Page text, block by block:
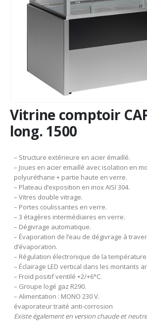
Vitrine comptoir
long. 1500
– Structure extérieure en acier émaillé.
– Joues en acier emaillé avec isolation en
polyuréthane + partie haute en verre.
– Plateau d’exposition en inox AISI 304.
– Vitres double vitrage.
– Portes coulissantes en verre.
– 3 étagères intermédiaires en verre.
– Dégivrage automatique.
– Évaporation de l’eau de dégivrage à
d’évaporation.
– Régulation électronique de la température.
– Éclairage LED vertical dans les montants
– Froid positif ventilé +2/+6°C.
– Groupe logé gaz R290.
– Alimentation : MONO 230 V.
évaporateur traité anti-corrosion
Existe également en version chaude et